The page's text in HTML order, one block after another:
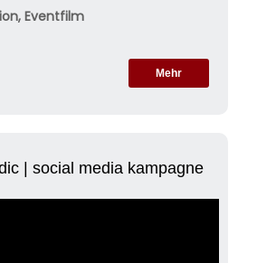
Eventfilm
Mehr
| social media kampagne